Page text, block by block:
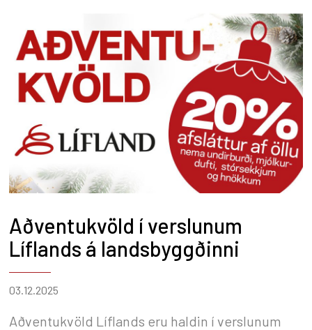
fjölkorna áburðar sem hentar fyrir íslenskar
aðstæður. Við þökkum sívaxandi hópi bænda
traustið og leggjum metnað í að standa undir því
á hverju ári.
Aðventukvöld í verslunum
Líflands á landsbyggðinni
03.12.2025
Aðventukvöld Líflands eru haldin í verslunum